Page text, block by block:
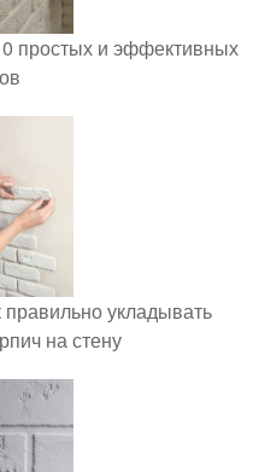
простых и эффективных
укладывать
на стену